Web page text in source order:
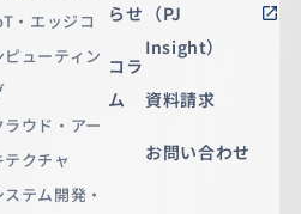
・エッジコ
ピューティン
ラウド・アー
テクチャ
ステム開発・
らせ
コラ
ム
（PJ
Insight）
資料請求
お問い合わせ